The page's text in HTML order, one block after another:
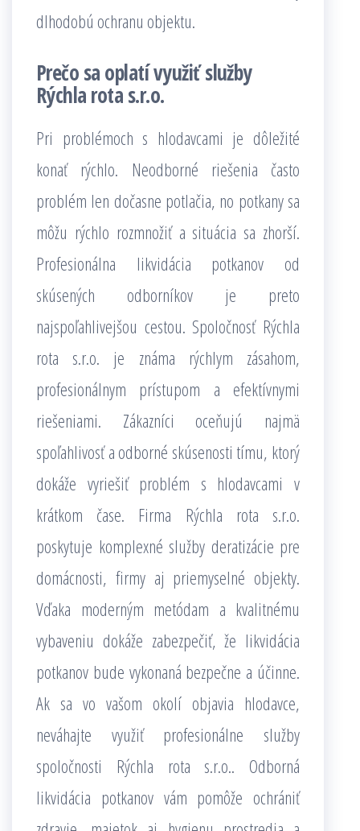
dlhodobú ochranu objektu.
Prečo sa oplatí využiť služby
Rýchla rota s.r.o.
Pri problémoch s hlodavcami je dôležité
konať rýchlo. Neodborné riešenia často
problém len dočasne potlačia, no potkany sa
môžu rýchlo rozmnožiť a situácia sa zhorší.
Profesionálna likvidácia potkanov od
skúsených odborníkov je preto
najspoľahlivejšou cestou. Spoločnosť Rýchla
rota s.r.o. je známa rýchlym zásahom,
profesionálnym prístupom a efektívnymi
riešeniami. Zákazníci oceňujú najmä
spoľahlivosť a odborné skúsenosti tímu, ktorý
dokáže vyriešiť problém s hlodavcami v
krátkom čase. Firma Rýchla rota s.r.o.
poskytuje komplexné služby deratizácie pre
domácnosti, firmy aj priemyselné objekty.
Vďaka moderným metódam a kvalitnému
vybaveniu dokáže zabezpečiť, že likvidácia
potkanov bude vykonaná bezpečne a účinne.
Ak sa vo vašom okolí objavia hlodavce,
neváhajte využiť profesionálne služby
spoločnosti Rýchla rota s.r.o.. Odborná
likvidácia potkanov vám pomôže ochrániť